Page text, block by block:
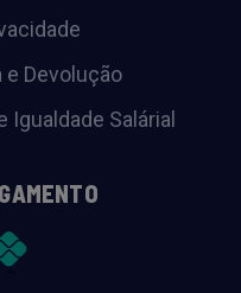
e Devolução
Igualdade Salárial